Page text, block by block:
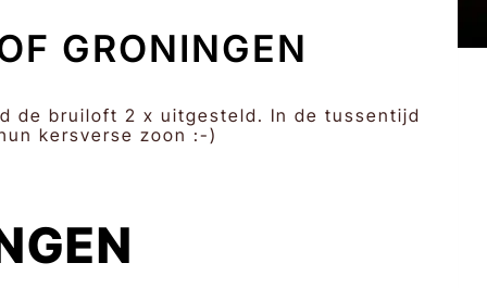
GRONINGEN
de bruiloft 2 x uitgesteld. In de tussentijd
kersverse zoon :-)